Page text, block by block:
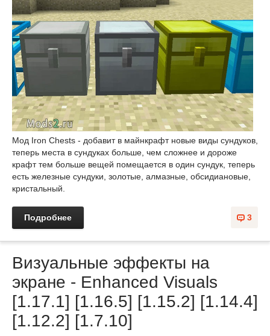
Мод Iron Chests - добавит в майнкрафт новые виды сундуков,
теперь места в сундуках больше, чем сложнее и дороже
крафт тем больше вещей помещается в один сундук, теперь
есть железные сундуки, золотые, алмазные, обсидиановые,
кристальный.
3
Подробнее
Визуальные эффекты на
экране - Enhanced Visuals
[1.17.1] [1.16.5] [1.15.2] [1.14.4]
[1.12.2] [1.7.10]